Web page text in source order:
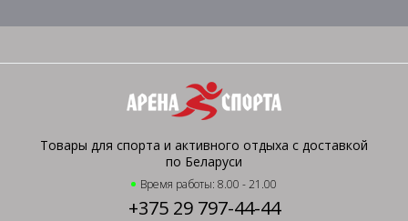
Товары для спорта и активного отдыха с доставкой
по Беларуси
Время работы: 8.00 - 21.00
+375 29 797-44-44